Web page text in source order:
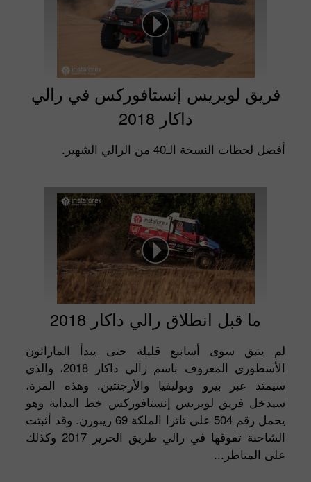
فريق لوبريس إنستافوركس في رالي
داكار 2018
أفضل لحظات النسخة الـ40 من الرالي الشهير.
ما قبل انطلاق رالي داكار 2018
لم يتبق سوى أسابيع قليلة حتى يبدأ الماراثون
الأسطوري المعروف باسم رالي داكار 2018، والذي
سيمتد عبر بيرو وبوليفيا والأرجنتين. وهذه المرة،
سيدخل فريق لوبريس إنستافوركس خط البداية وهو
يحمل رقم 504 على تاترا الملكة 69 ريبورن. وقد أثبتت
الشاحنة تفوقها في رالي طريق الحرير 2017 وكذلك
على المناظر...